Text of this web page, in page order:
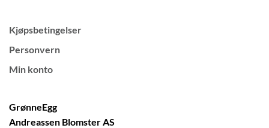
Kjøpsbetingelser
Personvern
Min konto
GrønneEgg
Andreassen Blomster AS